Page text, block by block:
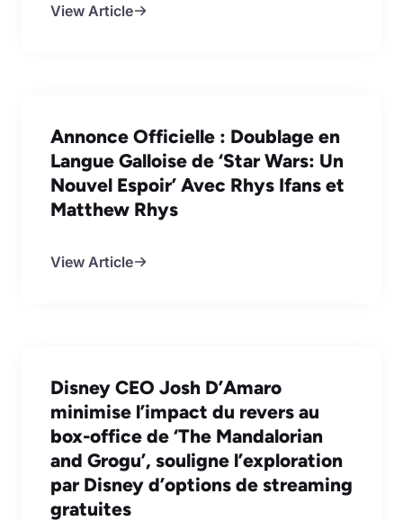
View Article
Annonce Officielle : Doublage en
Langue Galloise de ‘Star Wars: Un
Nouvel Espoir’ Avec Rhys Ifans et
Matthew Rhys
View Article
Disney CEO Josh D’Amaro
minimise l’impact du revers au
box-office de ‘The Mandalorian
and Grogu’, souligne l’exploration
par Disney d’options de streaming
gratuites